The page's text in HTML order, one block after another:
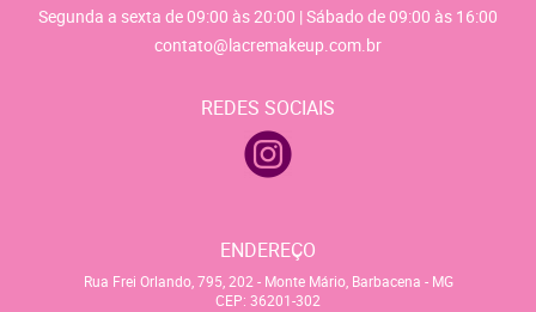
Segunda a sexta de 09:00 às 20:00 | Sábado de 09:00 às 16:00
contato@lacremakeup.com.br
REDES SOCIAIS
ENDEREÇO
Rua Frei Orlando, 795, 202 - Monte Mário, Barbacena - MG
CEP: 36201-302